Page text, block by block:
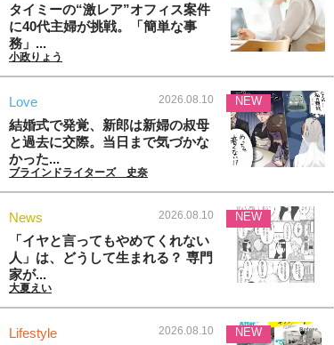
タイミーの“激レア”オフィス案件
に40代主婦が挑戦。「簡単な事
務」...
小政りょう
Love 2026.08.10
結婚式で発覚、新郎は新婦の叔母
と過去に交際。当日まで気づかな
かった...
ブラインドライターズ 史奈
NEW
News 2026.08.10
「イヤと言ってもやめてくれない
人」は、どうして生まれる？ 専門
家が...
大夏えい
NEW
Lifestyle 2026.08.10 NEW